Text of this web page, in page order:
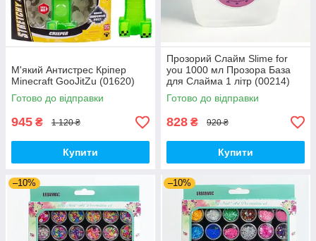
М'який Антистрес Кріпер
Minecraft GooJitZu (01620)
Готово до відправки
945 ₴ 1 120 ₴
Купити
Прозорий Слайм Slime for
you 1000 мл Прозора База
для Слайма 1 літр (00214)
Готово до відправки
828 ₴ 920 ₴
Купити
–10% –10%